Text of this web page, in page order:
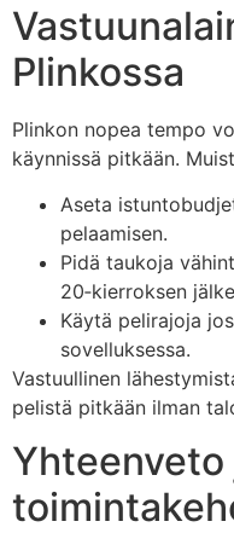
Plinkossa
Plinkon nopea tempo
käynnissä pitkään.
Aseta
pelaamisen.
Pidä taukoja
20‑kierroksen
Käytä pelirajoja
sovelluksessa.
Vastuullinen
pelistä pitkään ilman
Yhteenveto